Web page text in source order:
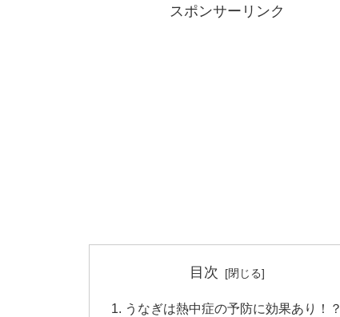
スポンサーリンク
目次
うなぎは熱中症の予防に効果あり！？